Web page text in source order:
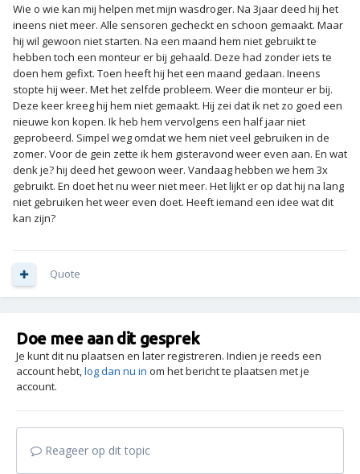
Wie o wie kan mij helpen met mijn wasdroger. Na 3jaar deed hij het
ineens niet meer. Alle sensoren gecheckt en schoon gemaakt. Maar
hij wil gewoon niet starten. Na een maand hem niet gebruikt te
hebben toch een monteur er bij gehaald. Deze had zonder iets te
doen hem gefixt. Toen heeft hij het een maand gedaan. Ineens
stopte hij weer. Met het zelfde probleem. Weer die monteur er bij.
Deze keer kreeg hij hem niet gemaakt. Hij zei dat ik net zo goed een
nieuwe kon kopen. Ik heb hem vervolgens een half jaar niet
geprobeerd. Simpel weg omdat we hem niet veel gebruiken in de
zomer. Voor de gein zette ik hem gisteravond weer even aan. En wat
denk je? hij deed het gewoon weer. Vandaag hebben we hem 3x
gebruikt. En doet het nu weer niet meer. Het lijkt er op dat hij na lang
niet gebruiken het weer even doet. Heeft iemand een idee wat dit
kan zijn?
Quote
Doe mee aan dit gesprek
Je kunt dit nu plaatsen en later registreren. Indien je reeds een
account hebt,log dan nu in om het bericht te plaatsen met je
account.
Reageer op dit topic